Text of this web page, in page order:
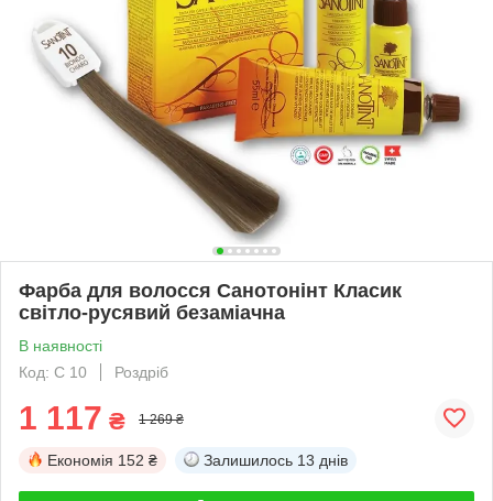
Фарба для волосся Санотонінт Класик
світло-русявий безаміачна
В наявності
Код: С 10
Роздріб
1 117 ₴ 1 269 ₴
Економія 152 ₴ Залишилось 13 днів